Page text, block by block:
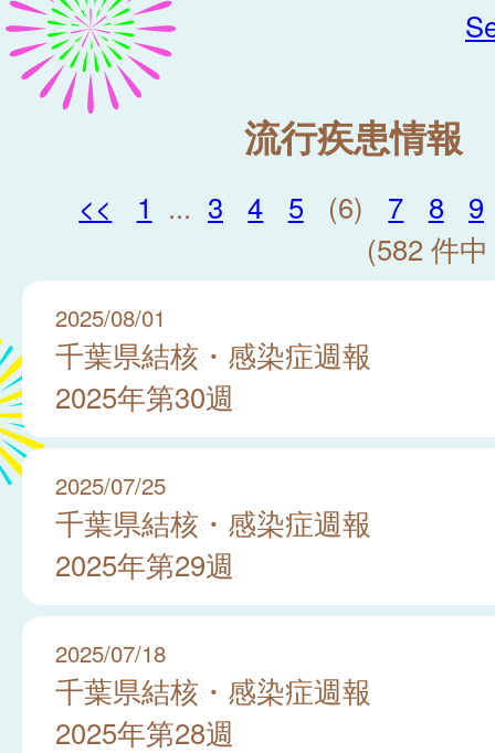
流行疾患情報
<< 1 ... 3 4 5 (6) 7 8
9
(582 件
2025/08/01
千葉県結核・感染症週報
2025年第30週
2025/07/25
千葉県結核・感染症週報
2025年第29週
2025/07/18
千葉県結核・感染症週報
2025年第28週